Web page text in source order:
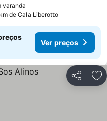
varanda
de Cala Liberotto
Ver preços
Partilhar